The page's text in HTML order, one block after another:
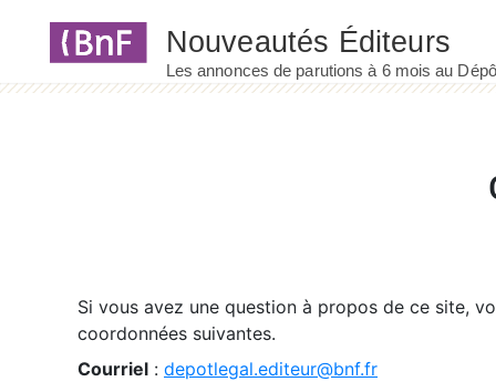
Si vous avez une question à propos de ce site,
coordonnées suivantes.
Courriel : depotlegal.editeur@bnf.fr